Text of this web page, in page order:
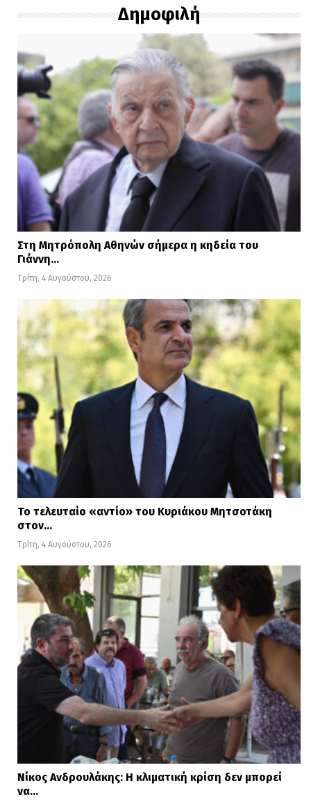
Δημοφιλή
Στη Μητρόπολη Αθηνών σήμερα η κηδεία του
Γιάννη…
Τρίτη, 4 Αυγούστου, 2026
Το τελευταίο «αντίο» του Κυριάκου Μητσοτάκη
στον…
Τρίτη, 4 Αυγούστου, 2026
Νίκος Ανδρουλάκης: Η κλιματική κρίση δεν μπορεί
να…